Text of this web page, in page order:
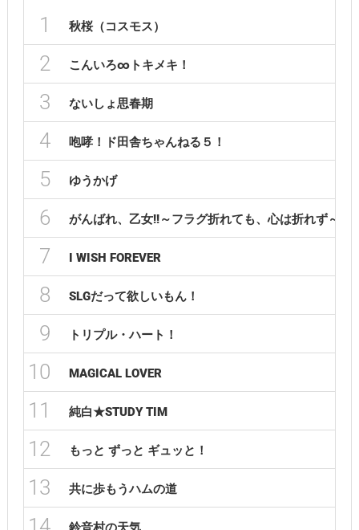
1 秋桜（コスモス）
2 こんいろ∞トキメキ！
3 ないしょ思春期
4 咆哮！ド田舎ちゃんねる５！
5 ゆうかげ
6 がんばれ、乙女!!～フラグ折れても、心は折れず～
7 I WISH FOREVER
8 SLGだって欲しいもん！
9 トリプル・ハート！
10 MAGICAL LOVER
11 純白★STUDY TIM
12 もっと ずっと ギュッと！
13 共に歩もうハムの道